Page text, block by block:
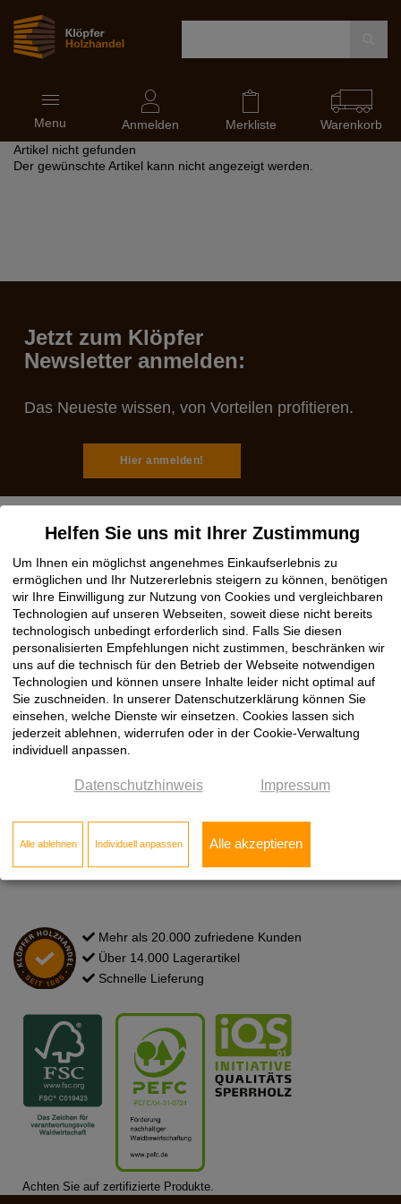
Navigation
ein-
und
ausblenden
Menu Anmelden Merkliste
Warenkorb
Artikel nicht gefunden
Der gewünschte Artikel kann nicht angezeigt werden.
Jetzt zum Klöpfer
Newsletter anmelden:
Das Neueste wissen, von Vorteilen profitieren.
Hier anmelden!
Rechtliches
Impressum
AGB
Datenschutz
Cookie Einstellungen
Hilfe
Registrierung / Anmeldung
Kontakt zum Standort
FAQ
Mehr als 20.000 zufriedene Kunden
Über 14.000 Lagerartikel
Schnelle Lieferung
Achten Sie auf zertifizierte Produkte.
Helfen Sie uns mit Ihrer Zustimmung
Um Ihnen ein möglichst angenehmes Einkaufserlebnis zu
ermöglichen und Ihr Nutzererlebnis steigern zu können, benötigen
wir Ihre Einwilligung zur Nutzung von Cookies und vergleichbaren
Technologien auf unseren Webseiten, soweit diese nicht bereits
technologisch unbedingt erforderlich sind. Falls Sie diesen
personalisierten Empfehlungen nicht zustimmen, beschränken wir
uns auf die technisch für den Betrieb der Webseite notwendigen
Technologien und können unsere Inhalte leider nicht optimal auf
Sie zuschneiden. In unserer Datenschutzerklärung können Sie
einsehen, welche Dienste wir einsetzen. Cookies lassen sich
jederzeit ablehnen, widerrufen oder in der Cookie-Verwaltung
individuell anpassen.
Datenschutzhinweis Impressum
Alle ablehnen Individuell anpassen Alle akzeptieren